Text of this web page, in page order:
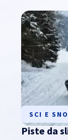
SCI E
Piste da